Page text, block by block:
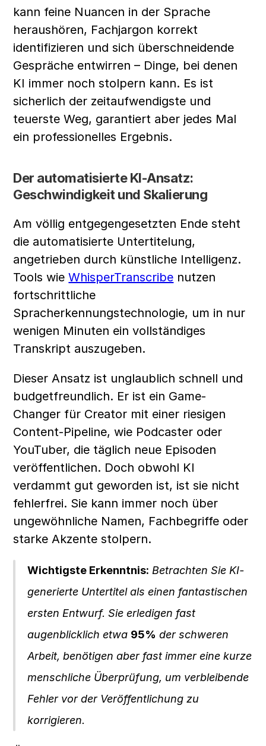
kann feine Nuancen in der Sprache
heraushören, Fachjargon korrekt
identifizieren und sich überschneidende
Gespräche entwirren – Dinge, bei denen
KI immer noch stolpern kann. Es ist
sicherlich der zeitaufwendigste und
teuerste Weg, garantiert aber jedes Mal
ein professionelles Ergebnis.
Der automatisierte KI-Ansatz:
Geschwindigkeit und Skalierung
Am völlig entgegengesetzten Ende steht
die automatisierte Untertitelung,
angetrieben durch künstliche Intelligenz.
Tools wie WhisperTranscribe nutzen
fortschrittliche
Spracherkennungstechnologie, um in nur
wenigen Minuten ein vollständiges
Transkript auszugeben.
Dieser Ansatz ist unglaublich schnell und
budgetfreundlich. Er ist ein Game-
Changer für Creator mit einer riesigen
Content-Pipeline, wie Podcaster oder
YouTuber, die täglich neue Episoden
veröffentlichen. Doch obwohl KI
verdammt gut geworden ist, ist sie nicht
fehlerfrei. Sie kann immer noch über
ungewöhnliche Namen, Fachbegriffe oder
starke Akzente stolpern.
Wichtigste Erkenntnis: Betrachten Sie KI-
generierte Untertitel als einen fantastischen
ersten Entwurf. Sie erledigen fast
augenblicklich etwa 95% der schweren
Arbeit, benötigen aber fast immer eine kurze
menschliche Überprüfung, um verbleibende
Fehler vor der Veröffentlichung zu
korrigieren.